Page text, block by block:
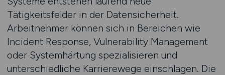
Tätigkeitsfelder in der Datensicherheit.
Arbeitnehmer können sich in Bereichen wie
Incident Response, Vulnerability Management
oder Systemhärtung spezialisieren und
unterschiedliche Karrierewege einschlagen. Die